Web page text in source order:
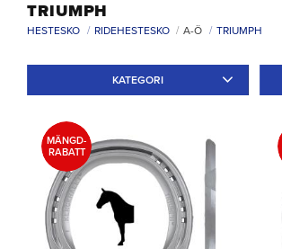
TRIUMPH
HESTESKO RIDEHESTESKO A-Ö TRIUMPH
KATEGORI
MÄNGD-
RABATT